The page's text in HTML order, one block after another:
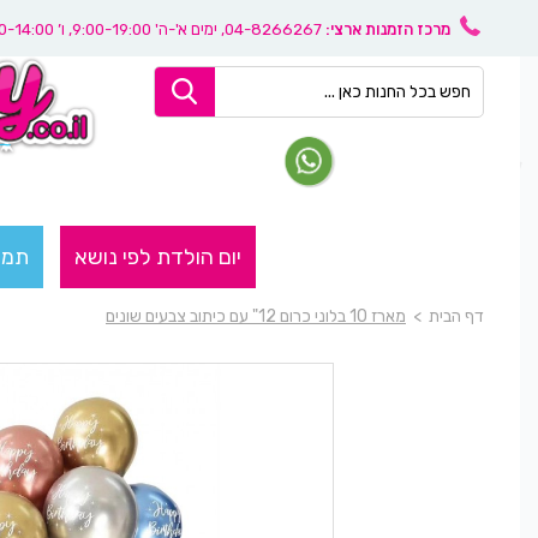
מרכז הזמנות ארצי: 04-8266267, ימים א'-ה' 9:00-19:00, ו’ 08:30-14:00
יום הולדת לפי נושא
דף הבית > מארז 10 בלוני כרום 12" עם כיתוב צבעים שונים